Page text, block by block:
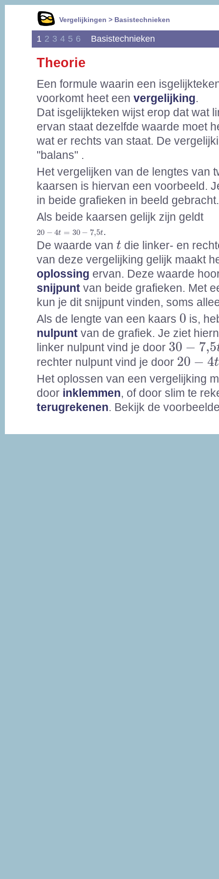
Vergelijkingen > Basistechnieken
1 2 3 4 5 6 Basistechnieken
Theorie
Een formule waarin een
voorkomt heet een vergelijking.
Dat isgelijkteken wijst erop dat wat
ervan staat dezelfde waarde moet
wat er rechts van staat. De
"balans" .
Het vergelijken van de lengtes van
kaarsen is hiervan een voorbeeld.
in beide grafieken in beeld gebracht.
Als beide kaarsen gelijk zijn geldt
20 − 4t = 30 − 7,5t
20 =30 7,5
.
De waarde van t
t die linker- en
van deze vergelijking gelijk maakt
oplossing ervan. Deze waarde
snijpunt van beide grafieken. Met
kun je dit snijpunt vinden, soms
Als de lengte van een kaars 0
0 is,
nulpunt van de grafiek. Je ziet
linker nulpunt vind je door 30 − 7,5
30-7,5t
rechter nulpunt vind je door 20 − 4t
20 4 t=
Het oplossen van een vergelijking
door inklemmen, of door slim te
terugrekenen. Bekijk de